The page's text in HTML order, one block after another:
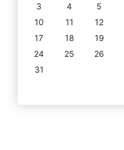
3
4 5
10
11 12
17
18 19
24
25 26
31